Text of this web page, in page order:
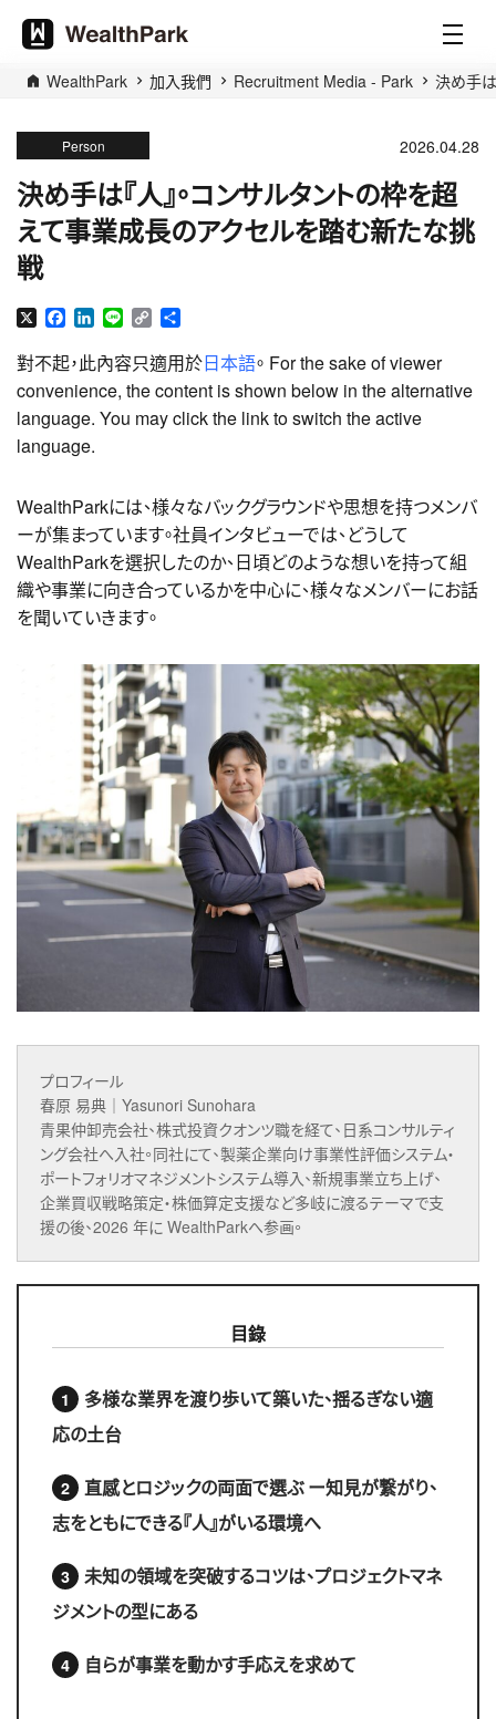
WealthPark 加入我們 Recruitment Media - Park 決め手
Person 2026.04.28
決め手は『人』。コンサルタントの枠を超
えて事業成長のアクセルを踏む新たな挑
戦
X Facebook
LinkedIn
Line Copy
對不起，此內容只適用於日本語。 For the sake of viewer
convenience, the content is shown below in the alternative
language. You may click the link to switch the active
language.
WealthParkには、様々なバックグラウンドや思想を持つメンバ
ーが集まっています。社員インタビューでは、どうして
WealthParkを選択したのか、日頃どのような想いを持って組
織や事業に向き合っているかを中心に、様々なメンバーにお話
を聞いていきます。
プロフィール
春原 易典｜Yasunori Sunohara
青果仲卸売会社、株式投資クオンツ職を経て、日系コンサルティ
ング会社へ入社。同社にて、製薬企業向け事業性評価システム・
ポートフォリオマネジメントシステム導入、新規事業立ち上げ、
企業買収戦略策定・株価算定支援など多岐に渡るテーマで支
援の後、2026 年に WealthParkへ参画。
目錄
多様な業界を渡り歩いて築いた、揺るぎない適
応の土台
直感とロジックの両面で選ぶ ー知見が繋がり、
志をともにできる『人』がいる環境へ
未知の領域を突破するコツは、プロジェクトマネ
ジメントの型にある
自らが事業を動かす手応えを求めて